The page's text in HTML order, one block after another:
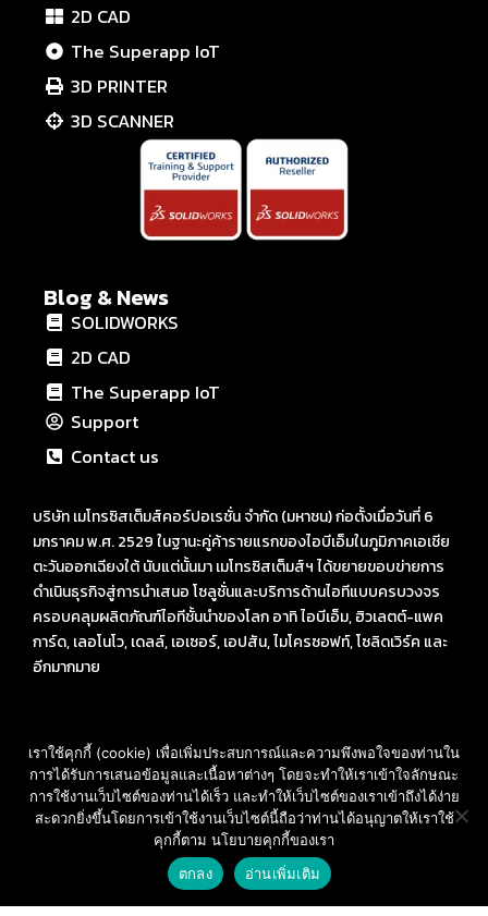
2D CAD
The Superapp IoT
3D PRINTER
3D SCANNER
Blog & News
SOLIDWORKS
2D CAD
The Superapp IoT
Support
Contact us
บริษัท เมโทรซิสเต็มส์คอร์ปอเรชั่น จำกัด (มหาชน) ก่อตั้งเมื่อวันที่ 6
มกราคม พ.ศ. 2529 ในฐานะคู่ค้ารายแรกของไอบีเอ็มในภูมิภาคเอเชีย
ตะวันออกเฉียงใต้ นับแต่นั้นมา เมโทรซิสเต็มส์ฯ ได้ขยายขอบข่ายการ
ดำเนินธุรกิจสู่การนำเสนอ โซลูชั่นและบริการด้านไอทีแบบครบวงจร
ครอบคลุมผลิตภัณฑ์ไอทีชั้นนำของโลก อาทิ ไอบีเอ็ม, ฮิวเลตต์-แพค
การ์ด, เลอโนโว, เดลล์, เอเซอร์, เอปสัน, ไมโครซอฟท์, โซลิดเวิร์ค และ
อีกมากมาย
ที่อยู่ : Bangkok Advance Learning Center อาคาร SM Tower
ชั้น 16 ถนนพหลโยธิน พญาไท กรุงเทพ ฯ 10400
Call: 02-089-4145
E-mail: sales-des@metrosystems.co.th
เราใช้คุกกี้ (cookie) เพื่อเพิ่มประสบการณ์และความพึงพอใจของท่านใน
การได้รับการเสนอข้อมูลและเนื้อหาต่างๆ โดยจะทำให้เราเข้าใจลักษณะ
การใช้งานเว็บไซต์ของท่านได้เร็ว และทำให้เว็บไซต์ของเราเข้าถึงได้ง่าย
สะดวกยิ่งขึ้นโดยการเข้าใช้งานเว็บไซต์นี้ถือว่าท่านได้อนุญาตให้เราใช้
คุกกี้ตาม นโยบายคุกกี้ของเรา
ตกลง
อ่านเพิ่มเติม
สอบถามราคา และ บริการ
chaty